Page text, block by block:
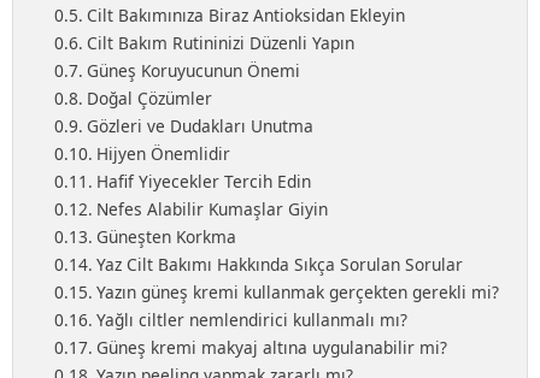
Cilt Bakımınıza Biraz Antioksidan Ekleyin
Cilt Bakım Rutininizi Düzenli Yapın
Güneş Koruyucunun Önemi
Doğal Çözümler
Gözleri ve Dudakları Unutma
Hijyen Önemlidir
Hafif Yiyecekler Tercih Edin
Nefes Alabilir Kumaşlar Giyin
Güneşten Korkma
Yaz Cilt Bakımı Hakkında Sıkça Sorulan Sorular
Yazın güneş kremi kullanmak gerçekten gerekli mi?
Yağlı ciltler nemlendirici kullanmalı mı?
Güneş kremi makyaj altına uygulanabilir mi?